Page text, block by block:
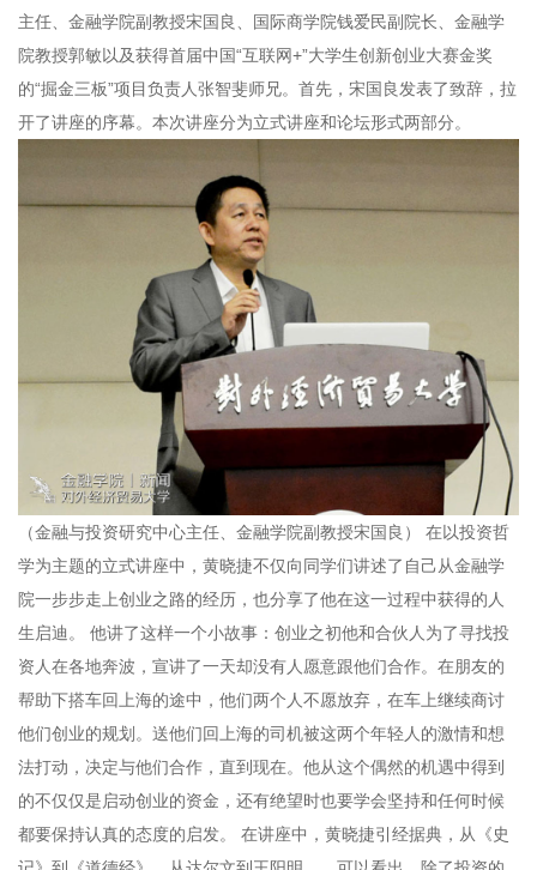
主任、金融学院副教授宋国良、国际商学院钱爱民副院长、金融学
院教授郭敏以及获得首届中国“互联网+”大学生创新创业大赛金奖
的“掘金三板”项目负责人张智斐师兄。首先，宋国良发表了致辞，拉
开了讲座的序幕。本次讲座分为立式讲座和论坛形式两部分。
（金融与投资研究中心主任、金融学院副教授宋国良）
在以投资哲
学为主题的立式讲座中，黄晓捷不仅向同学们讲述了自己从金融学
院一步步走上创业之路的经历，也分享了他在这一过程中获得的人
生启迪。
他讲了这样一个小故事：创业之初他和合伙人为了寻找投
资人在各地奔波，宣讲了一天却没有人愿意跟他们合作。在朋友的
帮助下搭车回上海的途中，他们两个人不愿放弃，在车上继续商讨
他们创业的规划。送他们回上海的司机被这两个年轻人的激情和想
法打动，决定与他们合作，直到现在。他从这个偶然的机遇中得到
的不仅仅是启动创业的资金，还有绝望时也要学会坚持和任何时候
都要保持认真的态度的启发。
在讲座中，黄晓捷引经据典，从《史